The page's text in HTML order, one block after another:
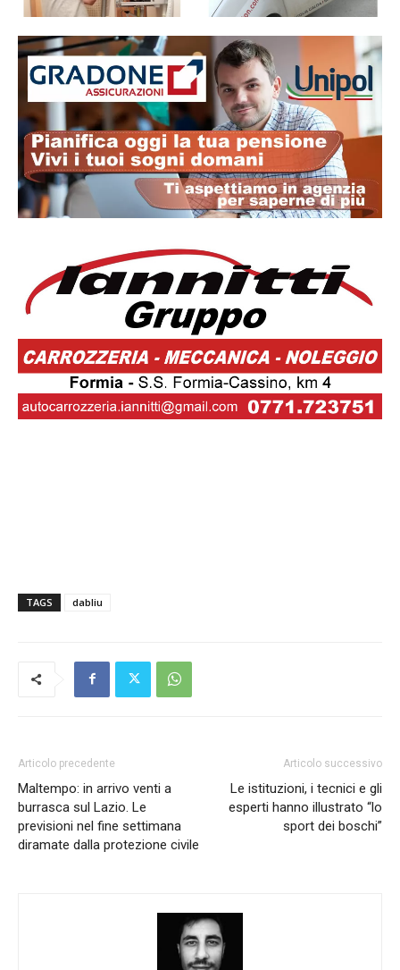
TAGS dabliu
Articolo precedente
Maltempo: in arrivo venti a
burrasca sul Lazio. Le
previsioni nel fine settimana
diramate dalla protezione civile
Articolo successivo
Le istituzioni, i tecnici e gli
esperti hanno illustrato “lo
sport dei boschi”